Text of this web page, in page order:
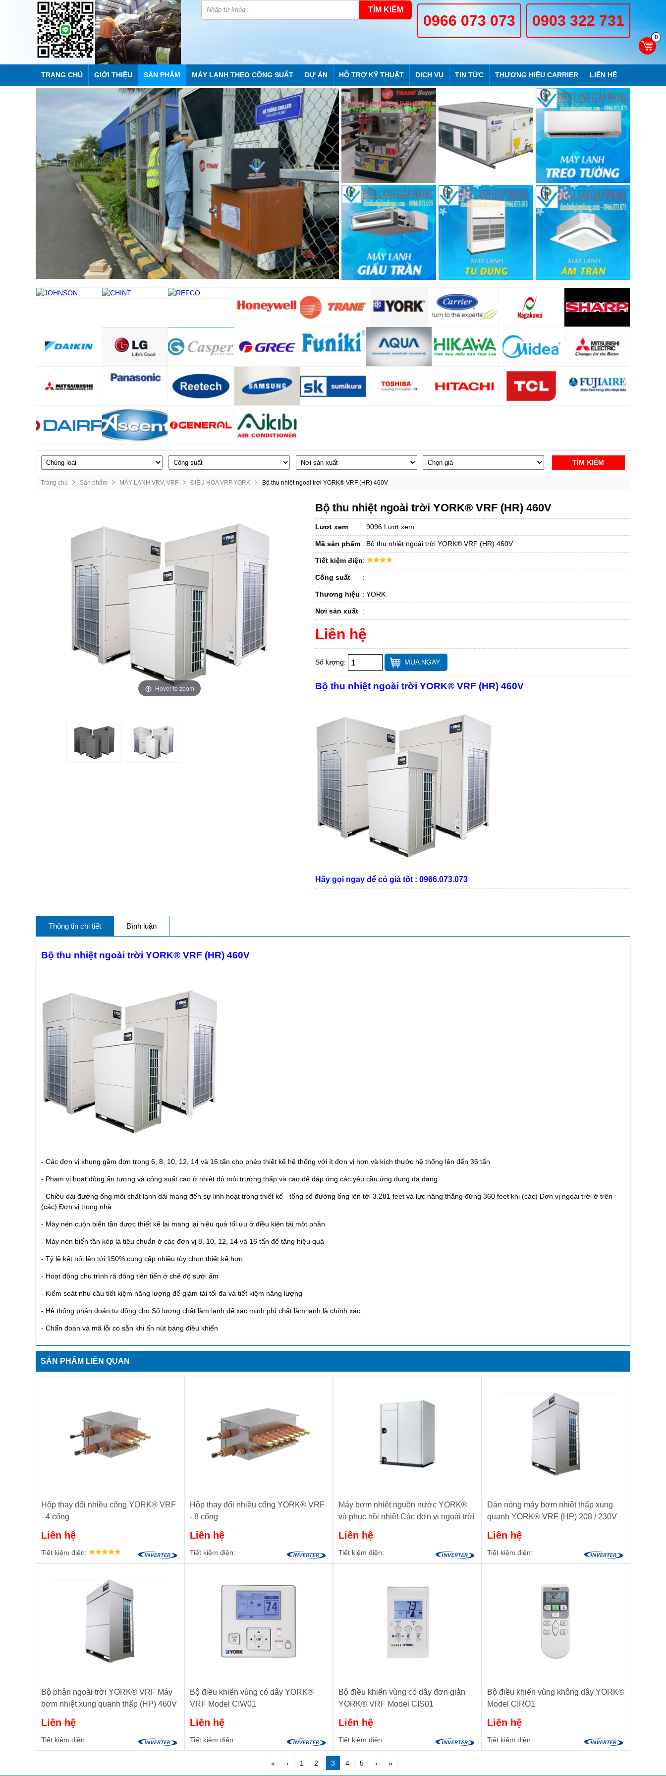
0
0966 073 073 0903 322 731
TÌM KIẾM
TRANG CHỦ GIỚI THIỆU SẢN PHẨM MÁY LẠNH THEO CÔNG SUẤT DỰ ÁN HỖ TRỢ KỸ THUẬT DỊCH VỤ TIN TỨC THƯƠNG HIỆU CARRIER LIÊN HỆ
TÌM KIẾM
Trang chủ Sản phẩm MÁY LẠNH VRV, VRF ĐIỀU HÒA VRF YORK Bộ thu nhiệt ngoài trời YORK® VRF (HR) 460V
Hover to zoom
Bộ thu nhiệt ngoài trời YORK® VRF (HR) 460V
Lượt xem :9096 Lượt xem
Mã sản phẩm : Bộ thu nhiệt ngoài trời YORK® VRF (HR) 460V
Tiết kiệm điện:
Công suất :
Thương hiệu :YORK
Nơi sản xuất :
Liên hệ
Số lượng: MUA NGAY
Bộ thu nhiệt ngoài trời YORK® VRF (HR) 460V
Hãy gọi ngay để có giá tốt : 0966.073.073
Thông tin chi tiết Bình luận
Bộ thu nhiệt ngoài trời YORK® VRF (HR) 460V
- Các đơn vị khung gầm đơn trong 6, 8, 10, 12, 14 và 16 tấn cho phép thiết kế hệ thống với ít đơn vị hơn và kích thước hệ thống lên đến 36 tấn
- Phạm vi hoạt động ấn tượng và công suất cao ở nhiệt độ môi trường thấp và cao để đáp ứng các yêu cầu ứng dụng đa dạng
- Chiều dài đường ống môi chất lạnh dài mang đến sự linh hoạt trong thiết kế - tổng số đường ống lên tới 3.281 feet và lực nâng thẳng đứng 360 feet khi (các) Đơn vị ngoài trời ở trên
(các) Đơn vị trong nhà
- Máy nén cuộn biến tần được thiết kế lại mang lại hiệu quả tối ưu ở điều kiện tải một phần
- Máy nén biến tần kép là tiêu chuẩn ở các đơn vị 8, 10, 12, 14 và 16 tấn để tăng hiệu quả
- Tỷ lệ kết nối lên tới 150% cung cấp nhiều tùy chọn thiết kế hơn
- Hoạt động chu trình rã đông tiên tiến ở chế độ sưởi ấm
- Kiểm soát nhu cầu tiết kiệm năng lượng để giảm tải tối đa và tiết kiệm năng lượng
- Hệ thống phán đoán tự động cho Số lượng chất làm lạnh để xác minh phí chất làm lạnh là chính xác.
- Chẩn đoán và mã lỗi có sẵn khi ấn nút bảng điều khiển
SẢN PHẨM LIÊN QUAN
Hộp thay đổi nhiều cổng YORK® VRF
- 4 cổng
Liên hệ
Tiết kiệm điện:
Hộp thay đổi nhiều cổng YORK® VRF
- 8 cổng
Liên hệ
Tiết kiệm điện:
Máy bơm nhiệt nguồn nước YORK®
và phục hồi nhiệt Các đơn vị ngoài trời
Liên hệ
Tiết kiệm điện:
Dàn nóng máy bơm nhiệt thấp xung
quanh YORK® VRF (HP) 208 / 230V
Liên hệ
Tiết kiệm điện:
Bộ phận ngoài trời YORK® VRF Máy
bơm nhiệt xung quanh thấp (HP) 460V
Liên hệ
Tiết kiệm điện:
Bộ điều khiển vùng có dây YORK®
VRF Model CIW01
Liên hệ
Tiết kiệm điện:
Bộ điều khiển vùng có dây đơn giản
YORK® VRF Model CIS01
Liên hệ
Tiết kiệm điện:
Bộ điều khiển vùng không dây YORK®
Model CIRO1
Liên hệ
Tiết kiệm điện:
« ‹ 1 2 3 4 5 › »